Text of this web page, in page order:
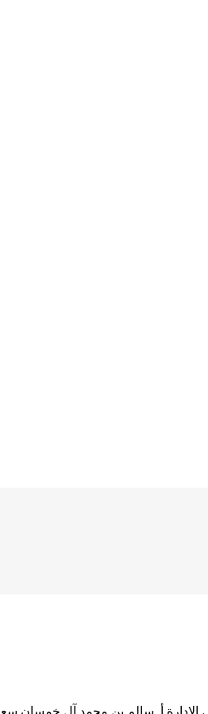
أ. سالم بن محمد آل خمسان